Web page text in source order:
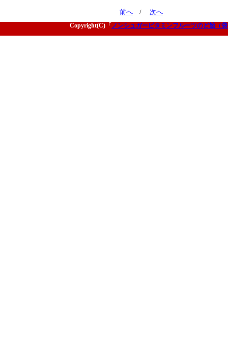
前へ / 次へ
Copyright(C)「 ノンシュガービタミンフルーツのど飴（